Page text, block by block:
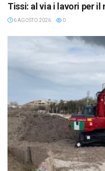
Tissi: al via i lavori per il
6 AGOSTO 2026 0